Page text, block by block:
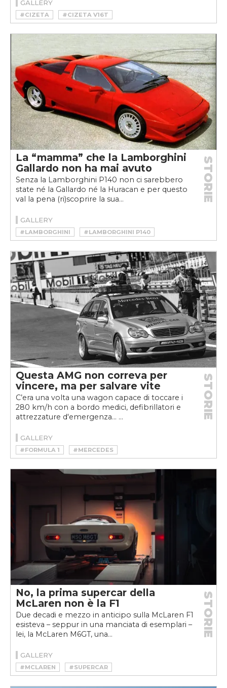
GALLERY
#CIZETA
#CIZETA V16T
#CIZETA-MORODER V16T
La “mamma” che la Lamborghini
Gallardo non ha mai avuto
Senza la Lamborghini P140 non ci sarebbero
state né la Gallardo né la Huracan e per questo
val la pena (ri)scoprire la sua...
STORIE
GALLERY
#LAMBORGHINI #LAMBORGHINI P140
Questa AMG non correva per
vincere, ma per salvare vite
C’era una volta una wagon capace di toccare i
280 km/h con a bordo medici, defibrillatori e
attrezzature d'emergenza... ...
STORIE
GALLERY
#FORMULA 1
#MERCEDES
#MOTORSPORT
No, la prima supercar della
McLaren non è la F1
Due decadi e mezzo in anticipo sulla McLaren F1
esisteva – seppur in una manciata di esemplari –
lei, la McLaren M6GT, una...
STORIE
GALLERY
#MCLAREN #SUPERCAR